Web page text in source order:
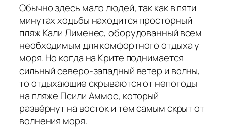
Обычно здесь мало людей, так как в пяти
минутах ходьбы находится просторный
пляж Кали Лименес, оборудованный всем
необходимым для комфортного отдыха у
моря. Но когда на Крите поднимается
сильный северо-западный ветер и волны,
то отдыхающие скрываются от непогоды
на пляже Псили Аммос, который
развёрнут на восток и тем самым скрыт от
волнения моря.